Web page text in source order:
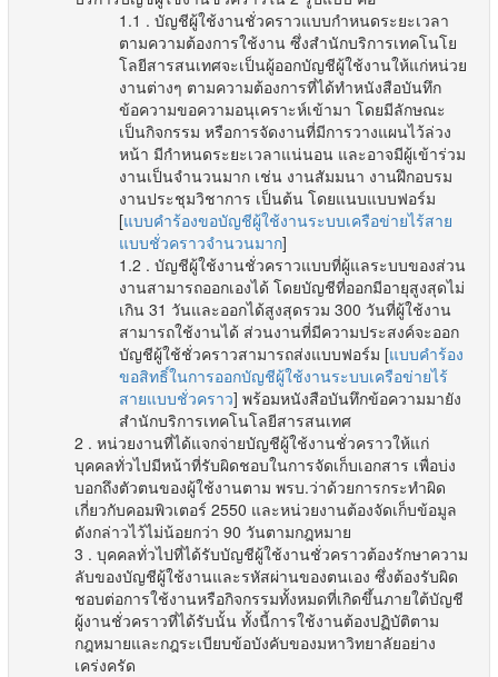
. บัญชีผู้ใช้งานชั่วคราวแบบกำหนดระยะเวลา
ตามความต้องการใช้งาน ซึ่งสำนักบริการเทคโนโย
โลยีสารสนเทศจะเป็นผู้ออกบัญชีผู้ใช้งานให้แก่หน่วย
งานต่างๆ ตามความต้องการที่ได้ทำหนังสือบันทึก
ข้อความขอความอนุเคราะห์เข้ามา โดยมีลักษณะ
เป็นกิจกรรม หรือการจัดงานที่มีการวางแผนไว้ล่วง
หน้า มีกำหนดระยะเวลาแน่นอน และอาจมีผู้เข้าร่วม
งานเป็นจำนวนมาก เช่น งานสัมมนา งานฝึกอบรม
งานประชุมวิชาการ เป็นต้น โดยแนบแบบฟอร์ม
[แบบคำร้องขอบัญชีผู้ใช้งานระบบเครือข่ายไร้สาย
แบบชั่วคราวจำนวนมาก]
. บัญชีผู้ใช้งานชั่วคราวแบบที่ผู้แลระบบของส่วน
งานสามารถออกเองได้ โดยบัญชีที่ออกมีอายุสูงสุดไม่
เกิน 31 วันและออกได้สูงสุดรวม 300 วันที่ผู้ใช้งาน
สามารถใช้งานได้ ส่วนงานที่มีความประสงค์จะออก
บัญชีผู้ใช้ชั่วคราวสามารถส่งแบบฟอร์ม [แบบคำร้อง
ขอสิทธิ์ในการออกบัญชีผู้ใช้งานระบบเครือข่ายไร้
สายแบบชั่วคราว] พร้อมหนังสือบันทึกข้อความมายัง
สำนักบริการเทคโนโลยีสารสนเทศ
. หน่วยงานที่ได้แจกจ่ายบัญชีผู้ใช้งานชั่วคราวให้แก่
บุคคลทั่วไปมีหน้าที่รับผิดชอบในการจัดเก็บเอกสาร เพื่อบ่ง
บอกถึงตัวตนของผู้ใช้งานตาม พรบ.ว่าด้วยการกระทําผิด
เกี่ยวกับคอมพิวเตอร์ 2550 และหน่วยงานต้องจัดเก็บข้อมูล
ดังกล่าวไว้ไม่น้อยกว่า 90 วันตามกฎหมาย
. บุคคลทั่วไปที่ได้รับบัญชีผู้ใช้งานชั่วคราวต้องรักษาความ
ลับของบัญชีผู้ใช้งานและรหัสผ่านของตนเอง ซึ่งต้องรับผิด
ชอบต่อการใช้งานหรือกิจกรรมทั้งหมดที่เกิดขึ้นภายใต้บัญชี
ผู้งานชั่วคราวที่ได้รับนั้น ทั้งนี้การใช้งานต้องปฏิบัติตาม
กฎหมายและกฎระเบียบข้อบังคับของมหาวิทยาลัยอย่าง
เคร่งครัด